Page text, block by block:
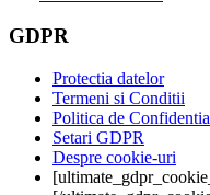
GDPR
Protectia datelor
Termeni si Conditii
Politica de
Setari GDPR
Despre cookie-uri